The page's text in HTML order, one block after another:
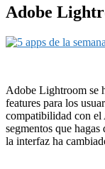
Adobe
Adobe Lightroom se
features para los
compatibilidad con el
segmentos que
la interfaz ha